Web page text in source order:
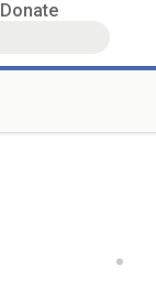
Donate